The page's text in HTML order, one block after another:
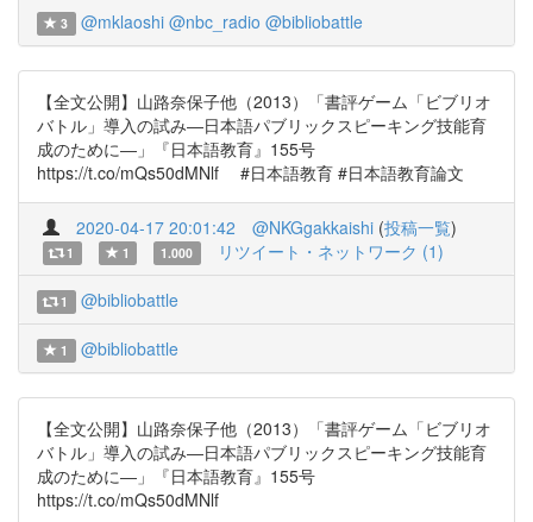
3 @mklaoshi @nbc_radio @bibliobattle
【全文公開】山路奈保子他（2013）「書評ゲーム「ビブリオ
バトル」導入の試み―日本語パブリックスピーキング技能育
成のために―」『日本語教育』155号
https://t.co/mQs50dMNlf #日本語教育 #日本語教育論文
2020-04-17 20:01:42 @NKGgakkaishi (投稿一覧)
1 1 1.000 リツイート・ネットワーク (1)
1 @bibliobattle
1 @bibliobattle
【全文公開】山路奈保子他（2013）「書評ゲーム「ビブリオ
バトル」導入の試み―日本語パブリックスピーキング技能育
成のために―」『日本語教育』155号
https://t.co/mQs50dMNlf